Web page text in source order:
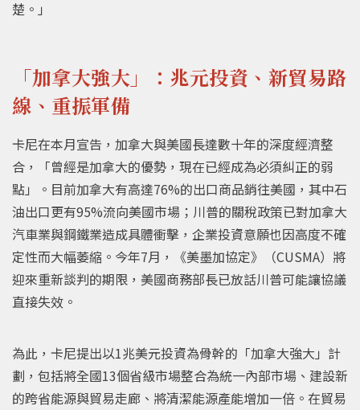
楚。」
「加拿大強大」：兆元投資、新貿易路
線、重振軍備
卡尼在本月宣告，加拿大與美國長達數十年的深度經濟整
合，「曾經是加拿大的優勢，現在已經成為必須糾正的弱
點」。目前加拿大有高達76%的出口商品銷往美國，其中石
油出口更有95%流向美國市場；川普的關稅政策已對加拿大
汽車業與鋼鐵業造成具體衝擊，企業投資意願也因高度不確
定性而大幅萎縮。今年7月，《美墨加協定》（CUSMA）將
迎來重新談判的期限，美國商務部長已放話川普可能讓協議
直接失效。
為此，卡尼提出以1兆美元投資為骨幹的「加拿大強大」計
劃，包括將全國13個省級市場整合為統一內部市場、建設新
的跨省能源與貿易走廊、將清潔能源產能增加一倍。在貿易